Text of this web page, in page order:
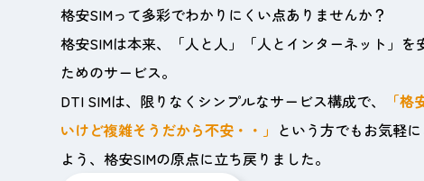
格安SIMって多彩でわかりにくい点ありませんか？
格安SIMは本来、「人と人」「人とインターネット」を
ためのサービス。
DTI SIMは、限りなくシンプルなサービス構成で、
「
いけど複雑そうだから不安・・」 という方でもお気軽
よう、格安SIMの原点に立ち戻りました。